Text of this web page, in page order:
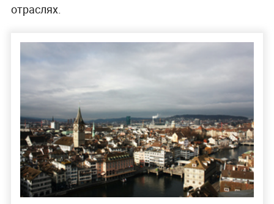
отраслях.